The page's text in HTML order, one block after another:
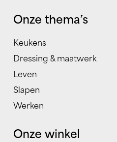
Onze thema’s
Keukens
Dressing & maatwerk
Leven
Slapen
Werken
Onze winkel